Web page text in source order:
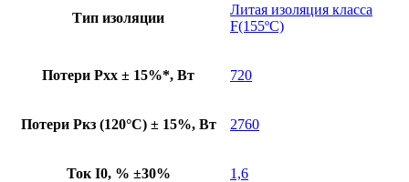
Тип изоляции
Литая изоляция класса
F(155ºC)
Потери Pхх ± 15%*, Вт 720
Потери Pкз (120°C) ± 15%, Вт 2760
Ток I0, % ±30% 1,6